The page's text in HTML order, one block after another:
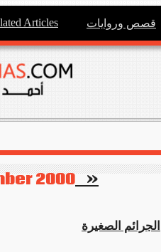
قصص وروايات Articles
«
2000
الجرائم الصغيرة